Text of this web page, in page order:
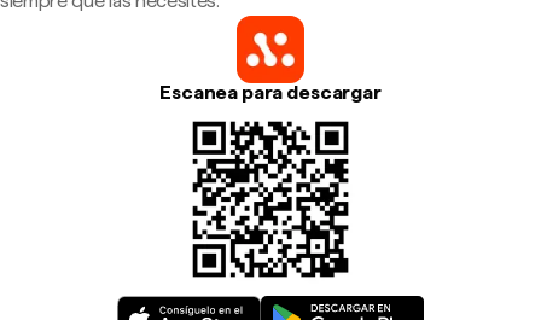
Escanea para descargar